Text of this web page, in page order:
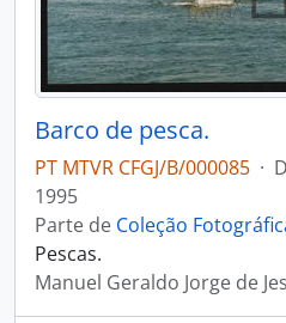
Barco de pesca.
PT MTVR CFGJ/B/000085 ·
1995
Parte de Coleção
Pescas.
Manuel Geraldo Jorge de